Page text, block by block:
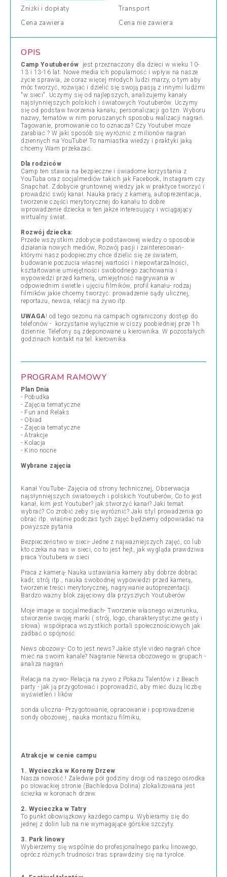
Zniżki i dopłaty
Transport
Cena zawiera Cena nie zawiera
OPIS
Camp Youtuberów
jest przeznaczony dla dzieci w wieku 10-
13 i 13-16 lat. Nowe media ich popularność i wpływ na nasze
życie sprawia, że coraz więcej młodych ludzi marzy, o tym aby
móc tworzyć, rozwijać i dzielić się swoją pasją z innymi ludźmi
"w sieci". Uczymy się od najlepszych, analizujemy kanały
najsłynniejszych polskich i światowych Youtuberów. Uczymy
się od podstaw tworzenia kanału, personalizacji go tzn. Wyboru
nazwy, tematów w nim poruszanych sposobu realizacji nagrań.
Tagowanie, promowanie co to oznacza? Czy Youtuber może
zarabiać ? W jaki sposób się wyróżnić z milionów nagrań
dziennych na YouTube! To namiastka wiedzy i praktyki jaką
chcemy Wam przekazać.
Dla rodziców
Camp ten stawia na bezpieczne i świadome korzystania z
YouTuba oraz socjalmediów takich jak Facebook, Instagram czy
Snapchat. Zdobycie gruntownej wiedzy jak w praktyce tworzyć i
prowadzić swój kanał. Nauka pracy z kamerą, autoprezentacja,
tworzenie części merytorycznej do kanału to dobre
wprowadzenie dziecka w ten jakże interesujący i wciągający
wirtualny świat.
Rozwój dziecka:
Przede wszystkim zdobycie podstawowej wiedzy o sposobie
działania nowych mediów, Rozwój pasji i zainteresowań-
którymi nasz podopieczny chce dzielić się ze światem,
budowanie poczucia własnej wartości i niepowtarzalności,
kształtowanie umiejętności swobodnego zachowania i
wypowiedzi przed kamerą, umiejętność nagrywania w
odpowiednim świetle i ujęciu filmików, profil kanału- rodzaj
filmików jakie chcemy tworzyć: prowadzenie sądy ulicznej,
reportażu, newsa, relacji na żywo itp.
UWAGA! od tego sezonu na campach ograniczony dostęp do
telefonów - korzystanie wyłącznie w ciszy poobiedniej prze 1h
dziennie. Telefony są zdeponowane u kierownika. W pozostałych
godzinach kontakt na tel. kierownika.
PROGRAM RAMOWY
Plan Dnia
- Pobudka
- Zajęcia tematyczne
- Fun and Relaks
- Obiad
- Zajęcia tematyczne
- Atrakcje
- Kolacja
- Kino nocne
Wybrane zajęcia
Kanał YouTube- Zajęcia od strony technicznej, Obserwacja
najsłynniejszych światowych i polskich Youtuberów, Co to jest
kanał, kim jest Youtuber? jak stworzyć kanał? Jaki temat
wybrać? Co zrobić żeby się wyróżnić? Jaki styl prowadzenia go
obrać itp. właśnie podczas tych zajęć będziemy odpowiadać na
powyższe pytania
Bezpieczeństwo w sieci- Jedne z najważniejszych zajęć, co lub
kto czeka na nas w sieci, co to jest hejt, jak wygląda prawdziwa
praca Youtubera w sieci
Praca z kamerą- Nauka ustawiania kamery aby dobrze dobrać
kadr, strój itp., nauka swobodnej wypowiedzi przed kamerą,
tworzenie treści merytorycznej, nagrywanie autoprezentacji.
Bardzo ważny blok zajęciowy dla przyszłych Youtuberów
Moje image w socjalmediach- Tworzenie własnego wizerunku,
stworzenie swojej marki ( strój, logo, charakterystyczne gesty i
słowa) współpraca wszystkich portali społecznościowych jak
zadbać o spójność
News obozowy- Co to jest news? Jakie style video nagrań chce
mieć na swoim kanale? Nagranie Newsa obozowego w grupach -
analiza nagrań
Relacja na żywo- Relacja na żywo z Pokazu Talentów i z Beach
party - jak ją przygotować i poprowadzić, aby mieć dużą liczbę
wyświetleń i lików
sonda uliczna- Przygotowanie, opracowanie i poprowadzenie
sondy obozowej , nauka montażu filmiku,
Atrakcje w cenie campu
1. Wycieczka w Korony Drzew
Nasza nowość ! Zaledwie pół godziny drogi od naszego ośrodka
po słowackiej stronie (Bachledova Dolina) zlokalizowana jest
ścieżka w koronach drzew.
2. Wycieczka w Tatry
To punkt obowiązkowy każdego campu. Wybieramy się do
jednej z dolin lub na nie wymagające górskie szczyty.
3. Park linowy
Wybierzemy się wspólnie do profesjonalnego parku linowego,
oprócz różnych trudności tras sprawdziny się na tyrolce.